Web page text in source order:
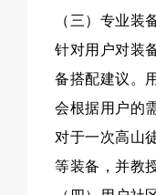
（三）专业装
针对用户对装
备搭配建议。
会根据用户的
对于一次高山
等装备，并教